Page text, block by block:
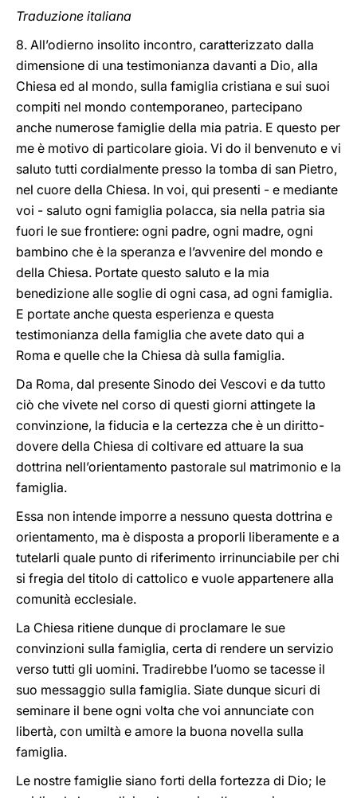
Traduzione italiana
8. All’odierno insolito incontro, caratterizzato dalla
dimensione di una testimonianza davanti a Dio, alla
Chiesa ed al mondo, sulla famiglia cristiana e sui suoi
compiti nel mondo contemporaneo, partecipano
anche numerose famiglie della mia patria. E questo per
me è motivo di particolare gioia. Vi do il benvenuto e vi
saluto tutti cordialmente presso la tomba di san Pietro,
nel cuore della Chiesa. In voi, qui presenti - e mediante
voi - saluto ogni famiglia polacca, sia nella patria sia
fuori le sue frontiere: ogni padre, ogni madre, ogni
bambino che è la speranza e l’avvenire del mondo e
della Chiesa. Portate questo saluto e la mia
benedizione alle soglie di ogni casa, ad ogni famiglia.
E portate anche questa esperienza e questa
testimonianza della famiglia che avete dato qui a
Roma e quelle che la Chiesa dà sulla famiglia.
Da Roma, dal presente Sinodo dei Vescovi e da tutto
ciò che vivete nel corso di questi giorni attingete la
convinzione, la fiducia e la certezza che è un diritto-
dovere della Chiesa di coltivare ed attuare la sua
dottrina nell’orientamento pastorale sul matrimonio e la
famiglia.
Essa non intende imporre a nessuno questa dottrina e
orientamento, ma è disposta a proporli liberamente e a
tutelarli quale punto di riferimento irrinunciabile per chi
si fregia del titolo di cattolico e vuole appartenere alla
comunità ecclesiale.
La Chiesa ritiene dunque di proclamare le sue
convinzioni sulla famiglia, certa di rendere un servizio
verso tutti gli uomini. Tradirebbe l’uomo se tacesse il
suo messaggio sulla famiglia. Siate dunque sicuri di
seminare il bene ogni volta che voi annunciate con
libertà, con umiltà e amore la buona novella sulla
famiglia.
Le nostre famiglie siano forti della fortezza di Dio; le